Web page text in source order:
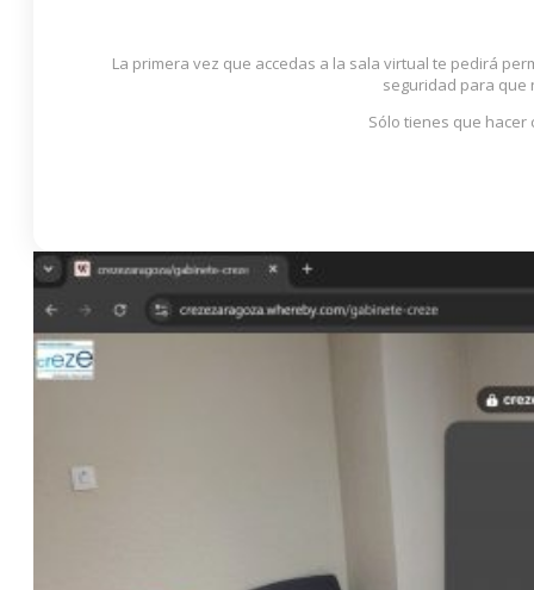
La primera vez que accedas a la sala virtual te pedirá
seguridad para que
Sólo tienes que hacer